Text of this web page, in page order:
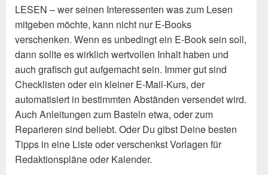
LESEN – wer seinen Interessenten was zum Lesen
mitgeben möchte, kann nicht nur E-Books
verschenken. Wenn es unbedingt ein E-Book sein soll,
dann sollte es wirklich wertvollen Inhalt haben und
auch grafisch gut aufgemacht sein. Immer gut sind
Checklisten oder ein kleiner E-Mail-Kurs, der
automatisiert in bestimmten Abständen versendet wird.
Auch Anleitungen zum Basteln etwa, oder zum
Reparieren sind beliebt. Oder Du gibst Deine besten
Tipps in eine Liste oder verschenkst Vorlagen für
Redaktionspläne oder Kalender.